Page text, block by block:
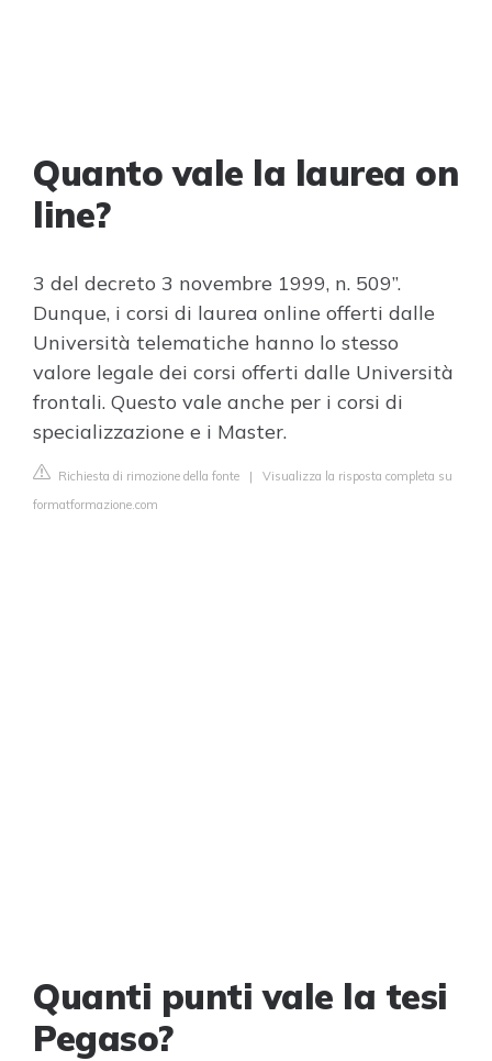
Quanto vale la laurea on
line?
3 del decreto 3 novembre 1999, n. 509”.
Dunque, i corsi di laurea online offerti dalle
Università telematiche hanno lo stesso
valore legale dei corsi offerti dalle Università
frontali. Questo vale anche per i corsi di
specializzazione e i Master.
Richiesta di rimozione della fonte | Visualizza la risposta completa su
formatformazione.com
Quanti punti vale la tesi
Pegaso?